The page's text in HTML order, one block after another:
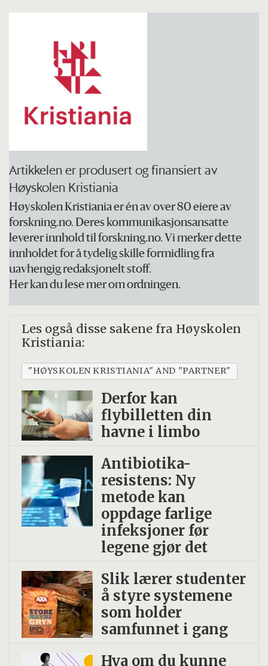
i bandet Cutting Edge, som bestod av Knut
Værnes’ kvartett + Rune Klakegg på
tangenter.
Han ga ut sin første plate i 1979, har drevet
konserter, egne plateinnspillinger og
samarbeid innen film- og
teaterproduksjoner, i tillegg til utallige
lederoppdrag og verv.
Han var også formann i
Spellemannskomiteen.
Artikkelen er produsert og finansiert av
Høyskolen Kristiania
Høyskolen Kristiania er én av over 80 eiere av
forskning.no. Deres kommunikasjonsansatte
leverer innhold til forskning.no. Vi merker dette
innholdet for å tydelig skille formidling fra
uavhengig redaksjonelt stoff.
Her kan du lese mer om ordningen.
Les også disse sakene fra Høyskolen
Kristiania:
"HØYSKOLEN KRISTIANIA" AND "PARTNER"
Derfor kan
flybilletten din
havne i limbo
Antibiotika-
resistens: Ny
metode kan
oppdage farlige
infeksjoner før
legene gjør det
Slik lærer studenter
å styre systemene
som holder
samfunnet i gang
Hva om du kunne